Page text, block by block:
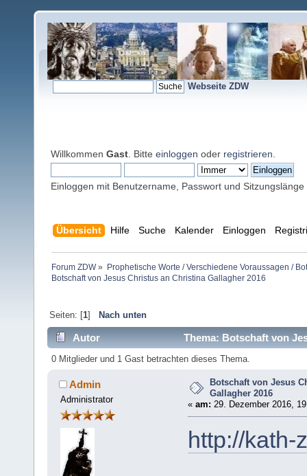
Webseite ZDW
Willkommen Gast . Bitte einloggen oder registrieren
Einloggen mit Benutzername, Passwort und Sitzungslänge
Übersicht Hilfe Suche Kalender Einloggen
Forum ZDW»
Prophetische Worte / Verschiedene Voraussagen /
Botschaft von Jesus Christus an Christina Gallagher 2016
Seiten: [1] Nach unten
Autor Thema: Botschaft von
0 Mitglieder und 1 Gast betrachten dieses Thema.
Admin
Administrator
Botschaft von Jesus
Gallagher 2016
« am: 29. Dezember 2016,
http://kath-